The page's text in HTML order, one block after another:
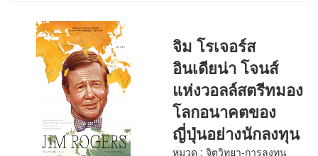
จิม โรเจอร์ส
อินเดียน่า โจนส์
แห่งวอลล์สตรีทมอง
โลกอนาคตของ
ญี่ปุ่นอย่างนักลงทุน
หมวด : จิตวิทยา-การลงทุน